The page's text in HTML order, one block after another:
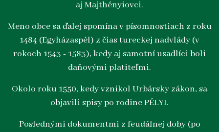
aj Majthényiovci.
Meno obce sa ďalej spomína v písomnostiach z roku
1484 (Egyházaspél) z čias tureckej nadvlády (v
rokoch 1543 - 1583), kedy aj samotní usadlíci boli
daňovými platiteľmi.
Okolo roku 1550, kedy vznikol Urbársky zákon, sa
objavili spisy po rodine PÉLYI.
Poslednými dokumentmi z feudálnej doby (po